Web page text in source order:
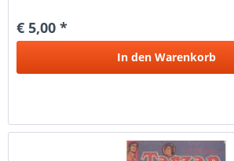
€ 5,00 *
In den Warenkorb